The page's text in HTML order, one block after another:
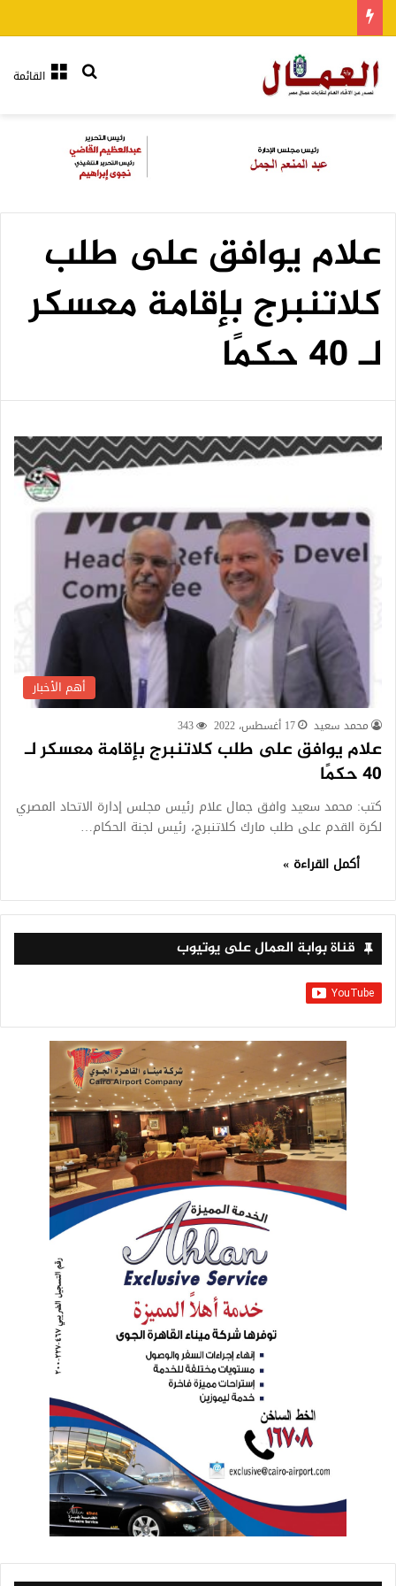
القائمةبحث عن
علام يوافق على طلب
كلاتنبرج بإقامة معسكر
لـ 40 حكمًا
أهم الأخبار
محمد سعيد 17 أغسطس، 2022 343
علام يوافق على طلب كلاتنبرج بإقامة معسكر لـ
40 حكمًا
كتب: محمد سعيد وافق جمال علام رئيس مجلس إدارة الاتحاد المصري
لكرة القدم على طلب مارك كلاتنبرج، رئيس لجنة الحكام…
أكمل القراءة »
قناة بوابة العمال على يوتيوب